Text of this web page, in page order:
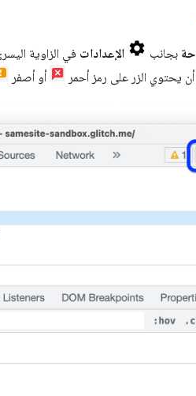
بجانب الإعدادات في الزاوية
يحتوي الزر على رمز أحمر
أو أصفر